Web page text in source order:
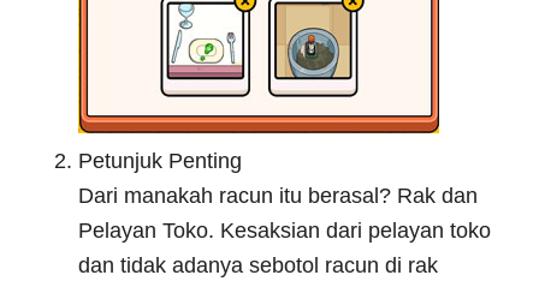
Petunjuk Penting
Dari manakah racun itu berasal? Rak dan
Pelayan Toko. Kesaksian dari pelayan toko
dan tidak adanya sebotol racun di rak